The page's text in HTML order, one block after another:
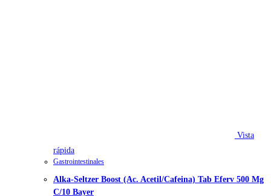
Vista
rápida
Gastrointestinales
Alka-Seltzer Boost (Ac. Acetil/Cafeina) Tab Eferv 500 Mg
C/10 Bayer